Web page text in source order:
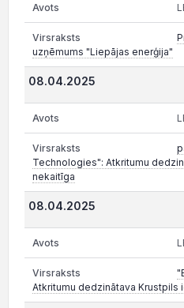
uzņēmums "Liepājas enerģija"
08.04.2025
Technologies": Atkritumu
nekaitīga
08.04.2025
Atkritumu dedzinātava Krustpils